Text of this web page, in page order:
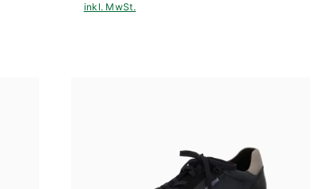
inkl. MwSt.